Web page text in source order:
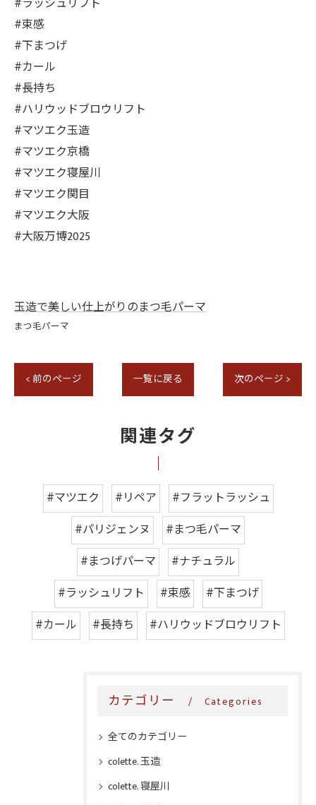
#束感
#下まつげ
#カール
#長持ち
#ハリウッドブロウリフト
#マツエク玉造
#マツエク京橋
#マツエク寝屋川
#マツエク関目
#マツエク大阪
#大阪万博2025
玉造で美しい仕上がりのまつ毛パーマ
まつ毛パーマ
< 前のページ 一覧に戻る 次のページ >
関連タグ
#マツエク #リペア
#フラットラッシュ
#パリジェンヌ
#まつ毛パーマ
#まつげパーマ
#ナチュラル
#ラッシュリフト
#束感
#下まつげ
#カール
#長持ち #ハリウッドブロウリフト
カテゴリー Categories
全てのカテゴリー
colette. 玉造
colette. 寝屋川